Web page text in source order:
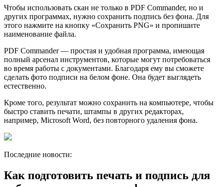
Чтобы использовать скан не только в PDF Commander, но и
других программах, нужно сохранить подпись без фона. Для
этого нажмите на кнопку «Сохранить PNG» и пропишите
наименование файла.
PDF Commander — простая и удобная программа, имеющая
полный арсенал инструментов, которые могут потребоваться
во время работы с документами. Благодаря ему вы сможете
сделать фото подписи на белом фоне. Она будет выглядеть
естественно.
Кроме того, результат можно сохранить на компьютере, чтобы
быстро ставить печати, штампы в других редакторах,
например, Microsoft Word, без повторного удаления фона.
Последние новости:
Как подготовить печать и подпись для